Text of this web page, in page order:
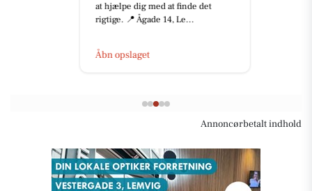
at hjælpe dig med at finde det
rigtige. 📍 Ågade 14, Le...
Åbn opslaget
Annoncørbetalt indhold